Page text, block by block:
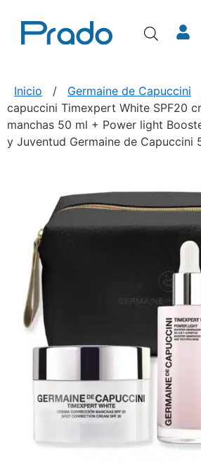
Inicio / Germaine de Capuccini
capuccini Timexpert White SPF20
manchas 50 ml + Power light
y Juventud Germaine de Capuccini